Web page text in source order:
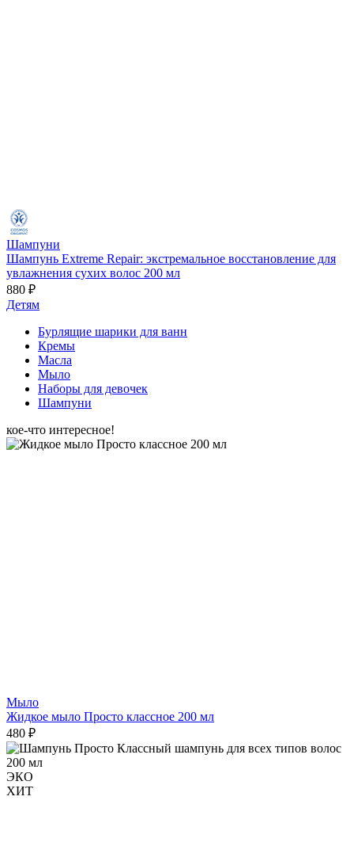
Шампуни
Шампунь Extreme Repair: экстремальное восстановление для
увлажнения сухих волос 200 мл
880 ₽
Детям
Бурлящие шарики для ванн
Кремы
Масла
Мыло
Наборы для девочек
Шампуни
кое-что интересное!
Мыло
Жидкое мыло Просто классное 200 мл
480 ₽
ЭКО
ХИТ